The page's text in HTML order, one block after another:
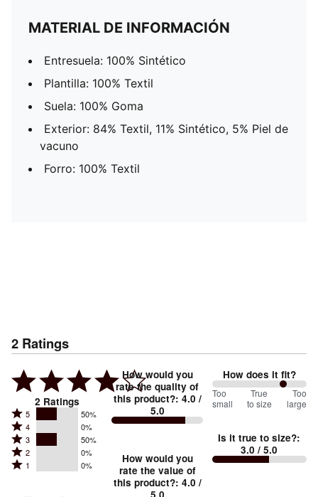
MATERIAL DE INFORMACIÓN
Entresuela: 100% Sintético
Plantilla: 100% Textil
Suela: 100% Goma
Exterior: 84% Textil, 11% Sintético, 5% Piel de
vacuno
Forro: 100% Textil
2 Ratings
2 Ratings
Rated
5
stars
by
5 50%
Rated
4
stars
by
4 0%
Rated
3
stars
3 50%
Rated
2
2 0%
Rated
1 0%
How would you
rate the quality of
this product?: 4.0 /
5.0
How would you
rate the value of
this product?: 4.0 /
How does it fit?
150
between
small
and
Too
small
True
to size
Too
large
Is it true to size?:
3.0 / 5.0